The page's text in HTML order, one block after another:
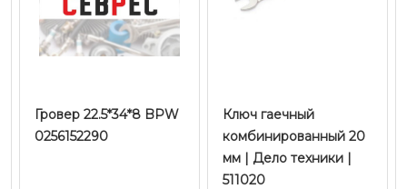
Гровер 22.5*34*8 BPW
0256152290
Ключ гаечный
комбинированный 20
мм | Дело техники |
511020